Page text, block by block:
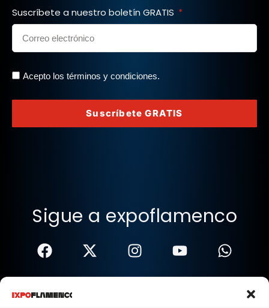
Suscríbete a nuestro boletín GRATIS
Acepto los términos y condiciones.
Suscríbete GRATIS
Sigue a expoflamenco
Términos Y Condiciones